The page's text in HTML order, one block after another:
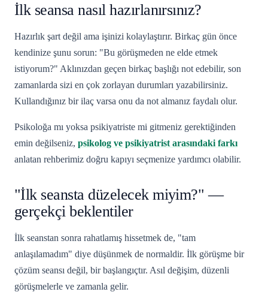
İlk seansa nasıl hazırlanırsınız?
Hazırlık şart değil ama işinizi kolaylaştırır. Birkaç gün önce
kendinize şunu sorun: "Bu görüşmeden ne elde etmek
istiyorum?" Aklınızdan geçen birkaç başlığı not edebilir, son
zamanlarda sizi en çok zorlayan durumları yazabilirsiniz.
Kullandığınız bir ilaç varsa onu da not almanız faydalı olur.
Psikoloğa mı yoksa psikiyatriste mi gitmeniz gerektiğinden
emin değilseniz, psikolog ve psikiyatrist arasındaki farkı
anlatan rehberimiz doğru kapıyı seçmenize yardımcı olabilir.
"İlk seansta düzelecek miyim?" —
gerçekçi beklentiler
İlk seanstan sonra rahatlamış hissetmek de, "tam
anlaşılamadım" diye düşünmek de normaldir. İlk görüşme bir
çözüm seansı değil, bir başlangıçtır. Asıl değişim, düzenli
görüşmelerle ve zamanla gelir.